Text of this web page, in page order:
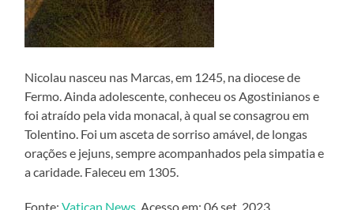
Nicolau nasceu nas Marcas, em 1245, na diocese de
Fermo. Ainda adolescente, conheceu os Agostinianos e
foi atraído pela vida monacal, à qual se consagrou em
Tolentino. Foi um asceta de sorriso amável, de longas
orações e jejuns, sempre acompanhados pela simpatia e
a caridade. Faleceu em 1305.
Fonte:Vatican News. Acesso em: 06 set. 2023.